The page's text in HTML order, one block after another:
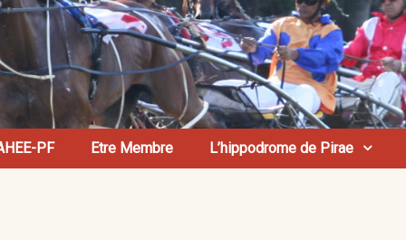
PF Etre Membre L’hippodrome de Pirae